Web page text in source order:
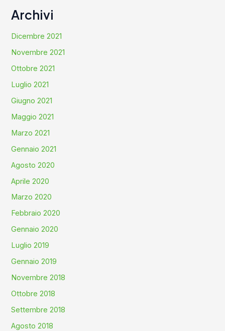
Archivi
Dicembre 2021
Novembre 2021
Ottobre 2021
Luglio 2021
Giugno 2021
Maggio 2021
Marzo 2021
Gennaio 2021
Agosto 2020
Aprile 2020
Marzo 2020
Febbraio 2020
Gennaio 2020
Luglio 2019
Gennaio 2019
Novembre 2018
Ottobre 2018
Settembre 2018
Agosto 2018